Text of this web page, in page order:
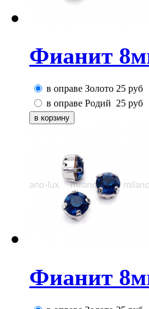
Фианит
в оправе Золото 25 руб
в оправе Родий 25 руб
Фианит